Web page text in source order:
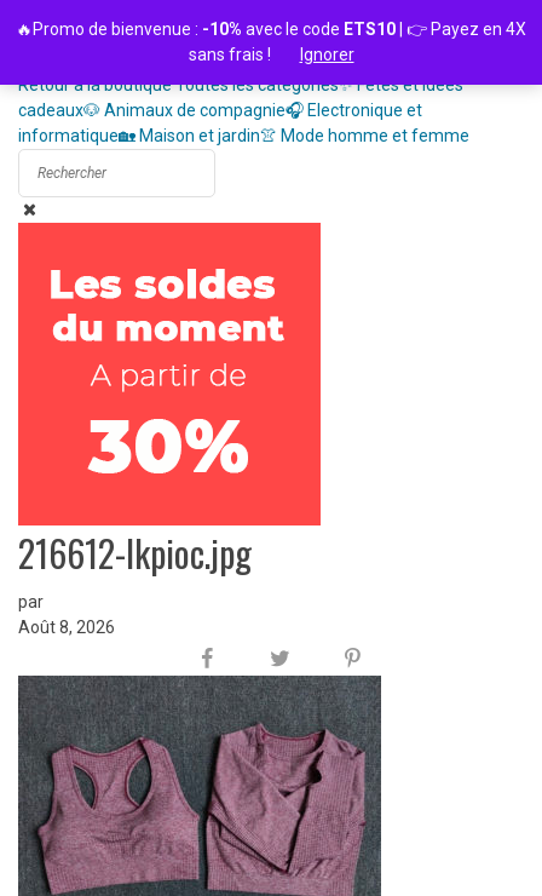
Retour à la boutiqueToutes les catégories✨ Fêtes et idées
cadeaux🐶 Animaux de compagnie🎧 Electronique et
informatique🏡 Maison et jardin👚 Mode homme et femme
216612-lkpioc.jpg
par
Août 8, 2026
🔥Promo de bienvenue : -10% avec le code ETS10 | 👉 Payez en 4X
sans frais !
Ignorer